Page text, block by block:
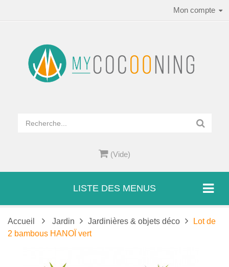
Mon compte
(Vide)
LISTE DES MENUS
Accueil Jardin Jardinières & objets déco
Lot de
2 bambous HANOÏ vert